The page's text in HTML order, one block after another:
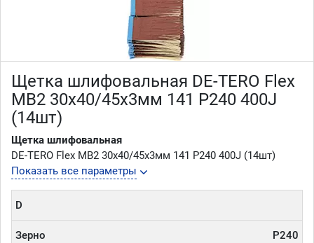
Щетка шлифовальная DE-TERO Flex
MB2 30х40/45х3мм 141 P240 400J
(14шт)
Щетка шлифовальная
DE-TERO Flex MB2 30х40/45х3мм 141 P240 400J (14шт)
Показать все параметры
D
Зерно P240